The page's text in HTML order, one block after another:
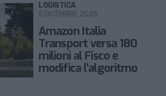
Amazon Italia
Transport versa 180
milioni al Fisco e
modifica l’algoritmo
LOGISTICA
5 DICEMBRE 2025